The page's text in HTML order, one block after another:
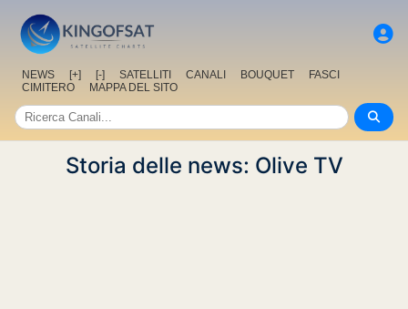
NEWS [+] [-] SATELLITI CANALI BOUQUET
FASCI
CIMITERO
MAPPA DEL SITO
Storia delle news: Olive TV